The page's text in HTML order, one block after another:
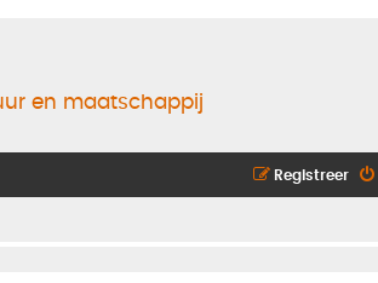
en maatschappij
Registreer